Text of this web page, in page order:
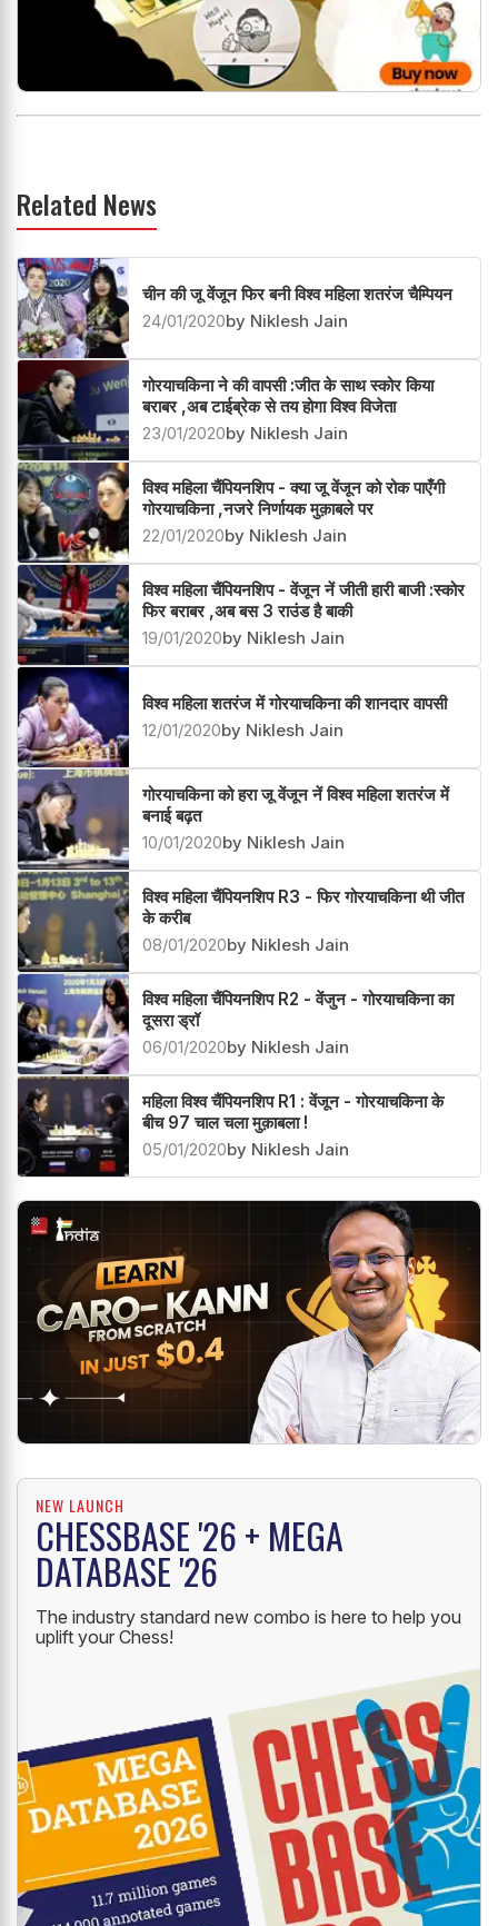
Related News
चीन की जू वेंजून फिर बनी विश्व महिला शतरंज चैम्पियन
24/01/2020by Niklesh Jain
गोरयाचकिना ने की वापसी :जीत के साथ स्कोर किया
बराबर ,अब टाईब्रेक से तय होगा विश्व विजेता
23/01/2020by Niklesh Jain
विश्व महिला चैंपियनशिप - क्या जू वेंजून को रोक पाएँगी
गोरयाचकिना ,नजरे निर्णायक मुक़ाबले पर
22/01/2020by Niklesh Jain
विश्व महिला चैंपियनशिप - वेंजून नें जीती हारी बाजी :स्कोर
फिर बराबर ,अब बस 3 राउंड है बाकी
19/01/2020by Niklesh Jain
विश्व महिला शतरंज में गोरयाचकिना की शानदार वापसी
12/01/2020by Niklesh Jain
गोरयाचकिना को हरा जू वेंजून नें विश्व महिला शतरंज में
बनाई बढ़त
10/01/2020by Niklesh Jain
विश्व महिला चैंपियनशिप R3 - फिर गोरयाचकिना थी जीत
के करीब
08/01/2020by Niklesh Jain
विश्व महिला चैंपियनशिप R2 - वेंजुन - गोरयाचकिना का
दूसरा ड्रॉ
06/01/2020by Niklesh Jain
महिला विश्व चैंपियनशिप R1 : वेंजून - गोरयाचकिना के
बीच 97 चाल चला मुक़ाबला !
05/01/2020by Niklesh Jain
NEW LAUNCH
CHESSBASE '26 + MEGA
DATABASE '26
The industry standard new combo is here to help you
uplift your Chess!